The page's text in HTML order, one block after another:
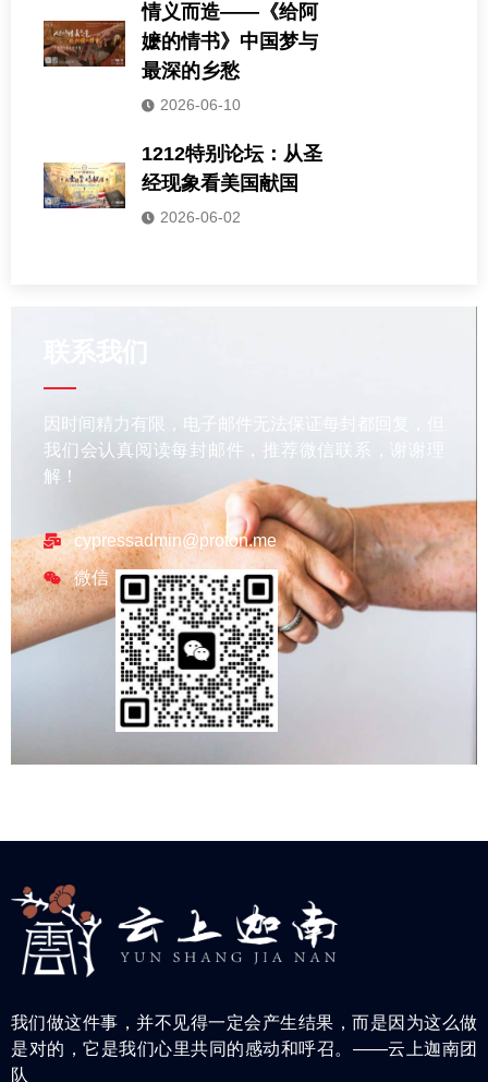
情义而造——《给阿
嬷的情书》中国梦与
最深的乡愁
2026-06-10
1212特别论坛：从圣
经现象看美国献国
2026-06-02
因时间精力有限，电子邮件无法保证每封都回复，但
我们会认真阅读每封邮件，推荐微信联系，谢谢理
解！
cypressadmin@proton.me
微信
我们做这件事，并不见得一定会产生结果，而是因为这么做
是对的，它是我们心里共同的感动和呼召。——云上迦南团
队